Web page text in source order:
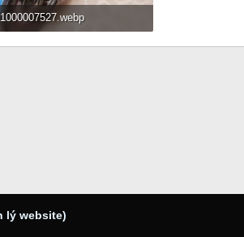
1000007527.webp
136.2 KB · Đọc: 77
lý website)